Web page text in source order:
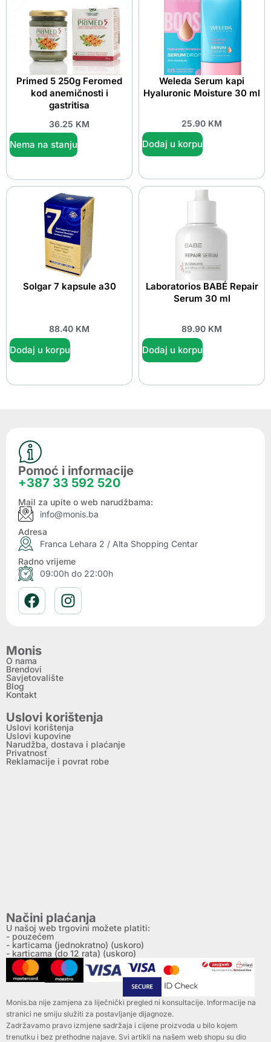
Primed 5 250g Feromed
kod anemičnosti i
gastritisa
36.25 KM
Nema na stanju
Weleda Serum kapi
Hyaluronic Moisture 30 ml
25.90 KM
Dodaj u korpu
Solgar 7 kapsule a30
88.40 KM
Dodaj u korpu
Laboratorios BABÉ Repair
Serum 30 ml
89.90 KM
Dodaj u korpu
Pomoć i informacije
+387 33 592 520
Mail za upite o web narudžbama:
info@monis.ba
Adresa
Franca Lehara 2 / Alta Shopping Centar
Radno vrijeme
09:00h do 22:00h
Monis
O nama
Brendovi
Savjetovalište
Blog
Kontakt
Uslovi korištenja
Uslovi korištenja
Uslovi kupovine
Narudžba, dostava i plaćanje
Privatnost
Reklamacije i povrat robe
Načini plaćanja
U našoj web trgovini možete platiti:
- pouzećem
- karticama (jednokratno) (uskoro)
- karticama (do 12 rata) (uskoro)
Monis.ba nije zamjena za liječnički pregled ni konsultacije. Informacije na
stranici ne smiju služiti za postavljanje dijagnoze.
Zadržavamo pravo izmjene sadržaja i cijene proizvoda u bilo kojem
trenutku i bez prethodne najave. Svi artikli na našem web shopu su dio